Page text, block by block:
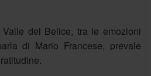
del Belice, tra le emozioni
di Mario Francese, prevale